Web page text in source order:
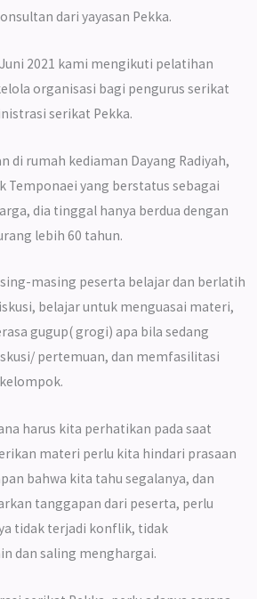
dari yayasan Pekka.
2021 kami mengikuti pelatihan
organisasi bagi pengurus serikat
serikat Pekka.
di rumah kediaman Dayang Radiyah,
Temponaei yang berstatus sebagai
dia tinggal hanya berdua dengan
lebih 60 tahun.
masing peserta belajar dan berlatih
belajar untuk menguasai materi,
gugup( grogi) apa bila sedang
pertemuan, dan memfasilitasi
harus kita perhatikan pada saat
materi perlu kita hindari prasaan
bahwa kita tahu segalanya, dan
tanggapan dari peserta, perlu
tidak terjadi konflik, tidak
dan saling menghargai.